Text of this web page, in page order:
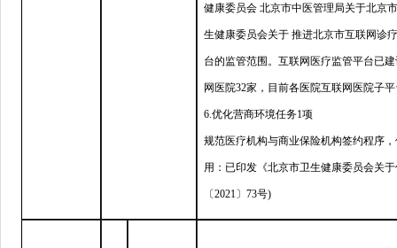
健康委员会 北京市中医管理局关于北京
生健康委员会关于 推进北京市互联网诊
台的监管范围。互联网医疗监管平台已
网医院32家，目前各医院互联网医院子
6.优化营商环境任务1项
规范医疗机构与商业保险机构签约程序
用：已印发《北京市卫生健康委员会关
〔2021〕73号)